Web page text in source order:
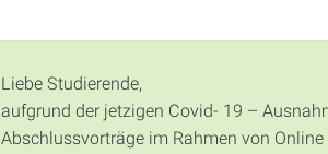
Liebe Studierende,
aufgrund der jetzigen Covid- 19 –
Abschlussvorträge im Rahmen von